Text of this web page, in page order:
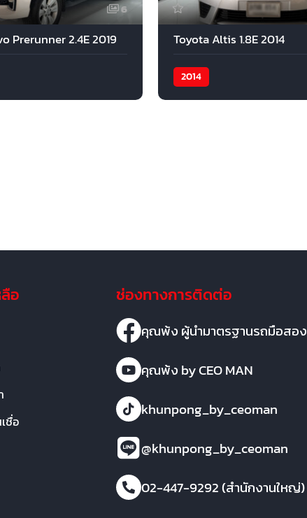
6
Prerunner 2.4E 2019 Toyota Altis 1.8E 2014
2014
อ
ชื่อ
ช่องทางการติดต่อ
คุณพ้ง ผู้นำมาตรฐานรถมือสอง
คุณพ้ง by CEO MAN
khunpong_by_ceoman
@khunpong_by_ceoman
02-447-9292 (สำนักงานใหญ่)